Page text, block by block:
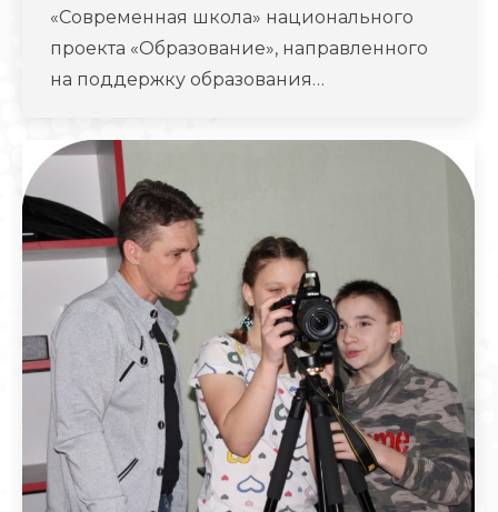
«Современная школа» национального
проекта «Образование», направленного
на поддержку образования…